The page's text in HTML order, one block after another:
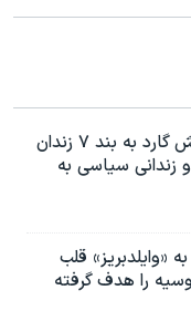
گزارش‌ها از یورش گارد به بند ۷ زندان
زندانی سیاسی به
«وایلدبریز» قلب
را هدف گرفته